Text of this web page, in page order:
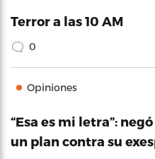
Terror a las 10 AM
0
Opiniones
“Esa es mi letra”:
un plan contra su